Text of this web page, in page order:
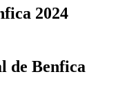
2024
de Benfica